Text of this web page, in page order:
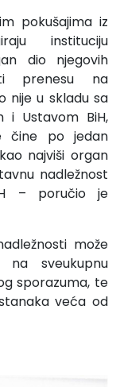
pokušajima iz
instituciju
dio njegovih
prenesu na
nije u skladu sa
i Ustavom BiH,
čine po jedan
najviši organ
nadležnost
– poručio je
može
sveukupnu
sporazuma, te
veća od